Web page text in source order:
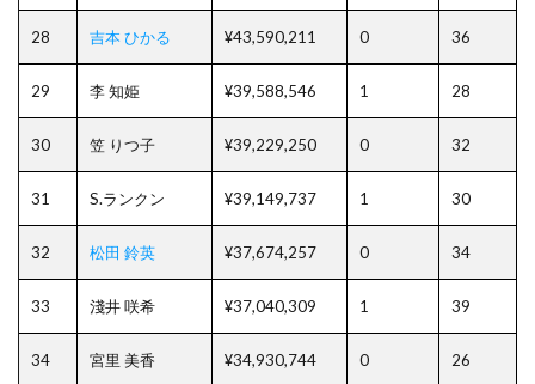
28 吉本 ひかる ¥43,590,211 0 36
29 李 知姫 ¥39,588,546 1 28
30 笠 りつ子 ¥39,229,250 0 32
31 S.ランクン ¥39,149,737 1 30
32 松田 鈴英 ¥37,674,257 0 34
33 淺井 咲希 ¥37,040,309 1 39
34 宮里 美香 ¥34,930,744 0 26